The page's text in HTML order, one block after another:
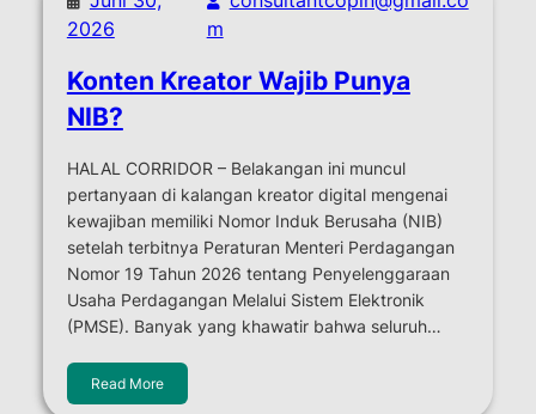
2026
m
Konten Kreator Wajib Punya
NIB?
HALAL CORRIDOR – Belakangan ini muncul
pertanyaan di kalangan kreator digital mengenai
kewajiban memiliki Nomor Induk Berusaha (NIB)
setelah terbitnya Peraturan Menteri Perdagangan
Nomor 19 Tahun 2026 tentang Penyelenggaraan
Usaha Perdagangan Melalui Sistem Elektronik
(PMSE). Banyak yang khawatir bahwa seluruh…
Read More